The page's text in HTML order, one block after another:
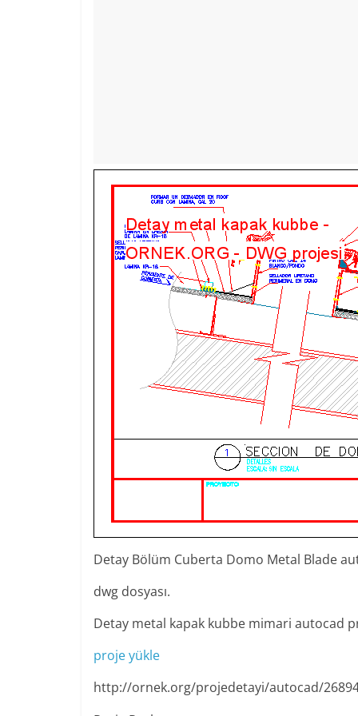
Detay Bölüm Cuberta Domo Metal Blade
dwg dosyası.
Detay metal kapak kubbe mimari autocad
proje yükle
http://ornek.org/projedetayi/autocad/